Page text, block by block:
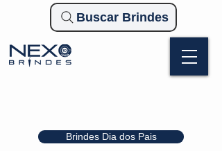
Brindes Dia dos Pais
Buscar Brindes